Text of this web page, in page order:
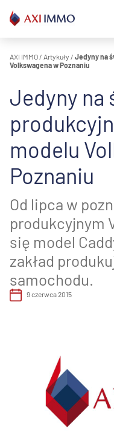
do
treści
AXI IMMO / Artykuły / Jedyny na
Volkswagena w Poznaniu
Jedyny na
modelu
Poznaniu
Od lipca w
produkcyjnym
się model
zakład
samochodu.
9 czerwca 2015